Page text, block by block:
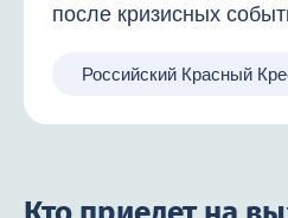
после кризисных
Российский Красный